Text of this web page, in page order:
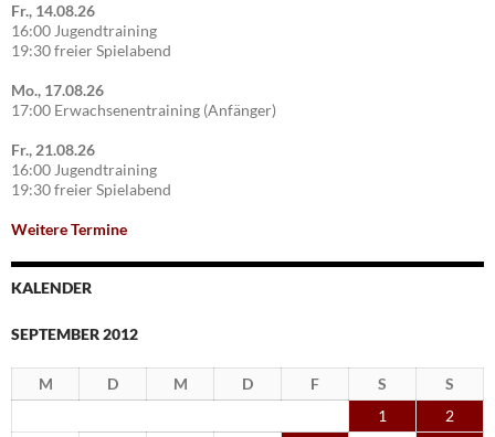
Fr., 14.08.26
16:00 Jugendtraining
19:30 freier Spielabend
Mo., 17.08.26
17:00 Erwachsenentraining (Anfänger)
Fr., 21.08.26
16:00 Jugendtraining
19:30 freier Spielabend
Weitere Termine
KALENDER
SEPTEMBER 2012
M D M D F S
S
1
2